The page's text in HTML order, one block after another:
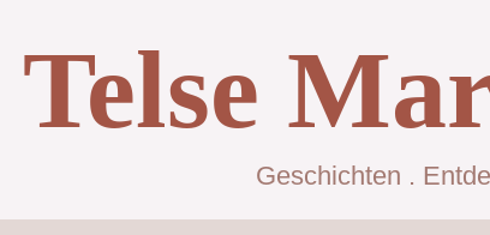
Telse
Geschichten .